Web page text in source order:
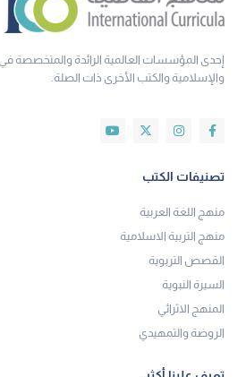
إحدى المؤسسات العالمية الرائدة والمتخصصة في
والإسلامية والكتب الأخرى ذات الصلة.
تصنيفات الكتب
منهج اللغة العربية
منهج التربية الاسلامية
القصص التربوية
السيرة النبوية
المنهج الاثرائي
الروضة والتمهيدي